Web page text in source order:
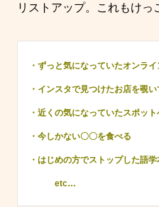
リストアップ。これもけっ
・ずっと気になっていたオンラ
・インスタで見つけたお店を覗い
・近くの気になっていたスポット
・今しかない〇〇を食べる
・はじめの方でストップした語
etc…